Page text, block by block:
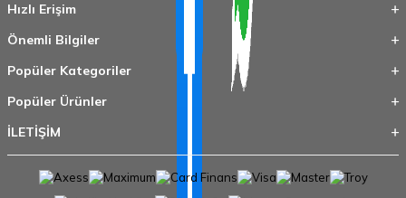
Hızlı Erişim
Önemli Bilgiler
Popüler Kategoriler
Popüler Ürünler
İLETİŞİM